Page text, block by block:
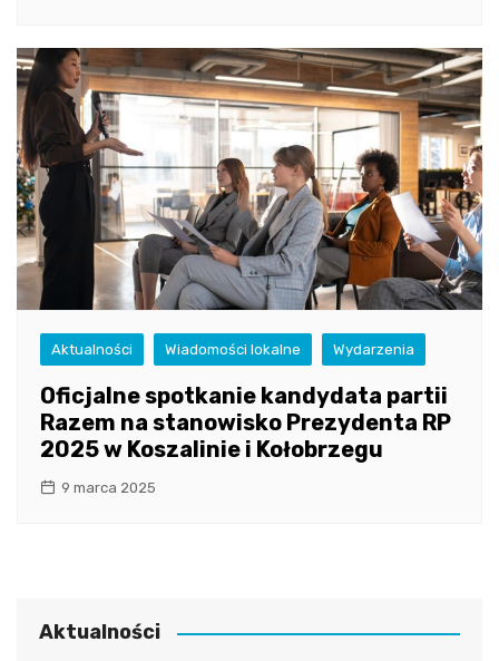
Aktualności Wiadomości lokalne Wydarzenia
Oficjalne spotkanie kandydata partii
Razem na stanowisko Prezydenta RP
2025 w Koszalinie i Kołobrzegu
9 marca 2025
Aktualności